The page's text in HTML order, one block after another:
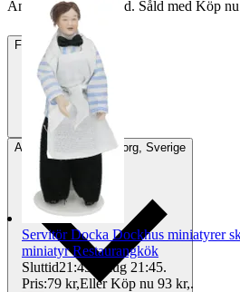
Annonsen är avslutad. Såld med Köp
Frakt Från 59 kr
Avhämtning Helsingborg, Sverige
Servitör Docka Dockhus miniatyrer
miniatyr Restaurangkök
Sluttid21:45 7 aug 21:45.
Pris:79 kr,Eller Köp nu 93 kr,.